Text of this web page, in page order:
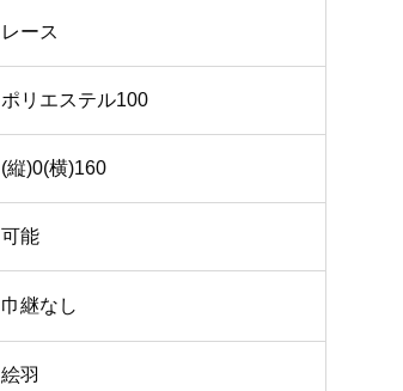
レース
ポリエステル100
(縦)0(横)160
可能
巾継なし
絵羽